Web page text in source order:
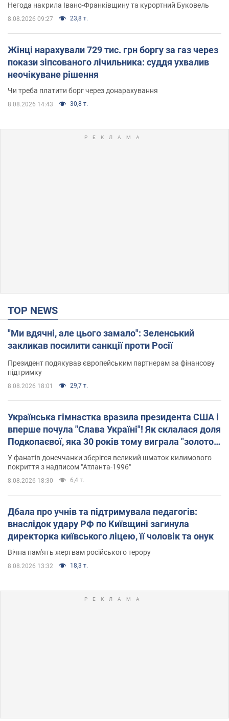
Негода накрила Івано-Франківщину та курортний Буковель
8.08.2026 09:27 23,8 т.
Жінці нарахували 729 тис. грн боргу за газ через
покази зіпсованого лічильника: суддя ухвалив
неочікуване рішення
Чи треба платити борг через донарахування
8.08.2026 14:43 30,8 т.
TOP NEWS
"Ми вдячні, але цього замало": Зеленський
закликав посилити санкції проти Росії
Президент подякував європейським партнерам за фінансову
підтримку
8.08.2026 18:01 29,7 т.
Українська гімнастка вразила президента США і
вперше почула "Слава Україні"! Як склалася доля
Подкопаєвої, яка 30 років тому виграла "золото"
Олімпіади
У фанатів донеччанки зберігся великий шматок килимового
покриття з надписом "Атланта-1996"
8.08.2026 18:30 6,4 т.
Дбала про учнів та підтримувала педагогів:
внаслідок удару РФ по Київщині загинула
директорка київського ліцею, її чоловік та онук
Вічна пам'ять жертвам російського терору
8.08.2026 13:32 18,3 т.